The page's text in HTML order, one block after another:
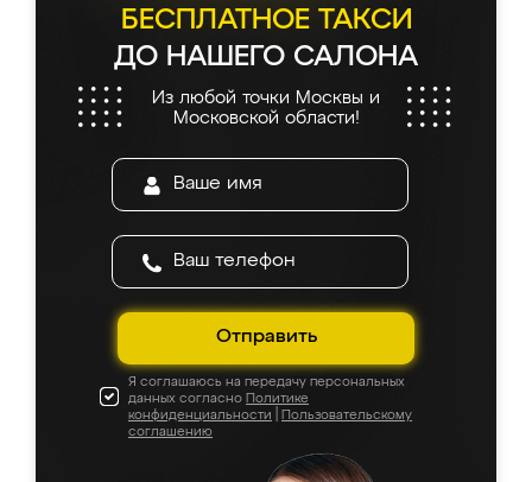
БЕСПЛАТНОЕ ТАКСИ
ДО НАШЕГО САЛОНА
Из любой точки Москвы и
Московской области!
Отправить
Я соглашаюсь на передачу персональных
данных согласно Политике
конфиденциальности
Пользовательскому
соглашению